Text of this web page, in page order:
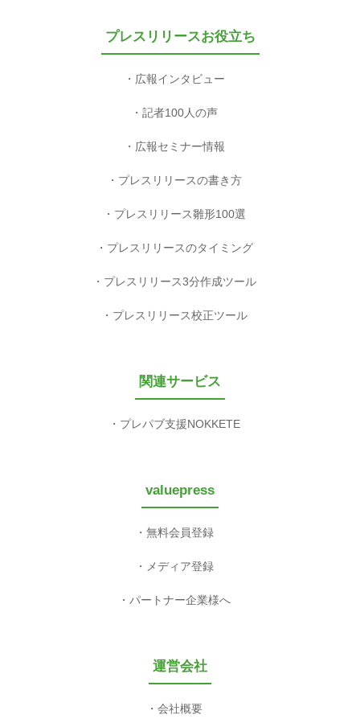
プレスリリースお役立ち
広報インタビュー
記者100人の声
広報セミナー情報
プレスリリースの書き方
プレスリリース雛形100選
プレスリリースのタイミング
プレスリリース3分作成ツール
プレスリリース校正ツール
関連サービス
プレパブ支援NOKKETE
valuepress
無料会員登録
メディア登録
パートナー企業様へ
運営会社
会社概要